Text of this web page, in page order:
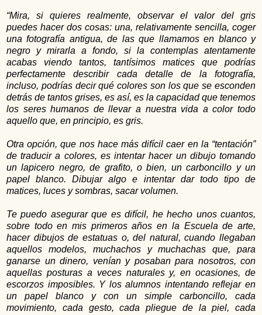
“Mira, si quieres realmente, observar el valor del gris
puedes hacer dos cosas: una, relativamente sencilla, coger
una fotografía antigua, de las que llamamos en blanco y
negro y mirarla a fondo, si la contemplas atentamente
acabas viendo tantos, tantísimos matices que podrías
perfectamente describir cada detalle de la fotografía,
incluso, podrías decir qué colores son los que se esconden
detrás de tantos grises, es así, es la capacidad que tenemos
los seres humanos de llevar a nuestra vida a color todo
aquello que, en principio, es gris.
Otra opción, que nos hace más difícil caer en la “tentación”
de traducir a colores, es intentar hacer un dibujo tomando
un lapicero negro, de grafito, o bien, un carboncillo y un
papel blanco. Dibujar algo e intentar dar todo tipo de
matices, luces y sombras, sacar volumen.
Te puedo asegurar que es difícil, he hecho unos cuantos,
sobre todo en mis primeros años en la Escuela de arte,
hacer dibujos de estatuas o, del natural, cuando llegaban
aquellos modelos, muchachos y muchachas que, para
ganarse un dinero, venían y posaban para nosotros, con
aquellas posturas a veces naturales y, en ocasiones, de
escorzos imposibles. Y los alumnos intentando reflejar en
un papel blanco y con un simple carboncillo, cada
movimiento, cada gesto, cada pliegue de la piel, cada